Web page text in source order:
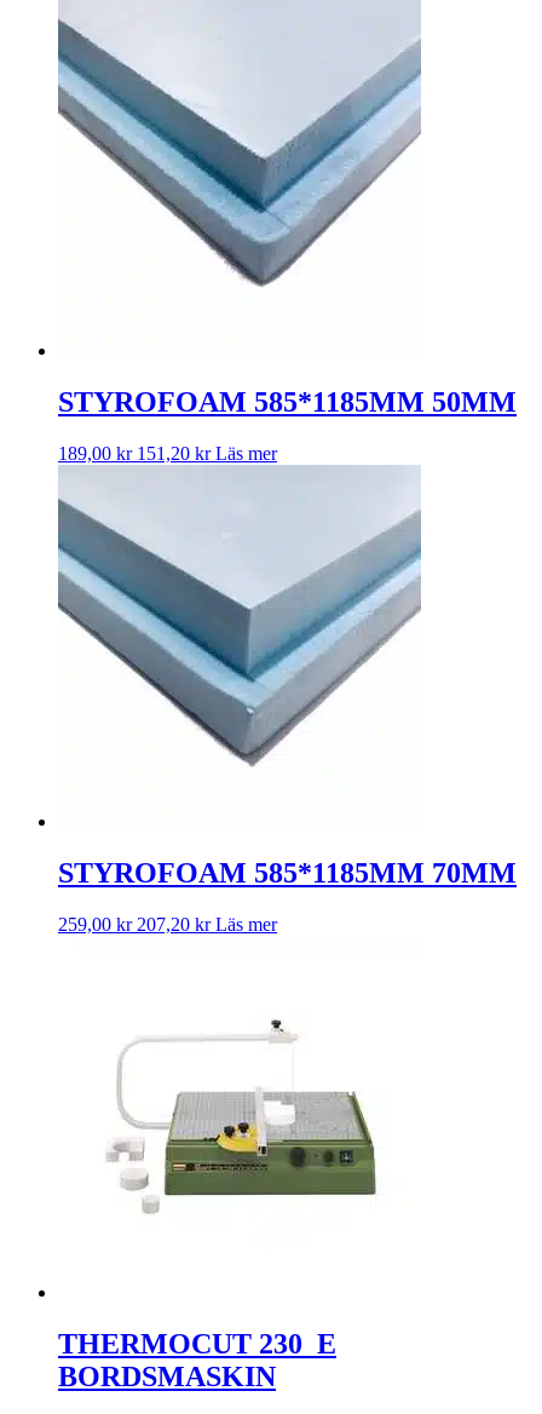
STYROFOAM 585*1185MM 50MM
189,00 kr 151,20 kr Läs mer
STYROFOAM 585*1185MM 70MM
259,00 kr 207,20 kr Läs mer
THERMOCUT 230_E
BORDSMASKIN